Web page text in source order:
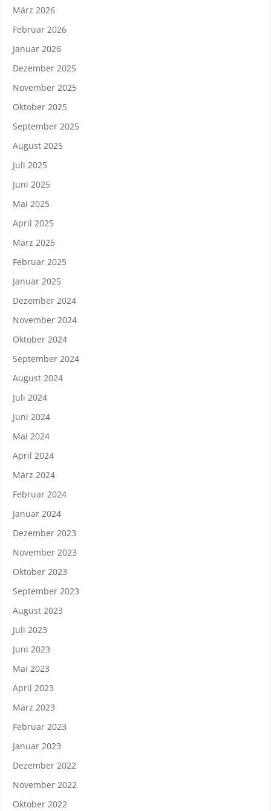
März 2026
Februar 2026
Januar 2026
Dezember 2025
November 2025
Oktober 2025
September 2025
August 2025
Juli 2025
Juni 2025
Mai 2025
April 2025
März 2025
Februar 2025
Januar 2025
Dezember 2024
November 2024
Oktober 2024
September 2024
August 2024
Juli 2024
Juni 2024
Mai 2024
April 2024
März 2024
Februar 2024
Januar 2024
Dezember 2023
November 2023
Oktober 2023
September 2023
August 2023
Juli 2023
Juni 2023
Mai 2023
April 2023
März 2023
Februar 2023
Januar 2023
Dezember 2022
November 2022
Oktober 2022